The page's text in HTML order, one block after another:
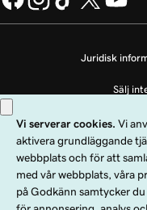
Juridisk
Sälj
Copyright © 1999 - 2026
Ordmärket GoDaddy är
Operating Company, LLC i
registrerat varumärke
Användning av den här